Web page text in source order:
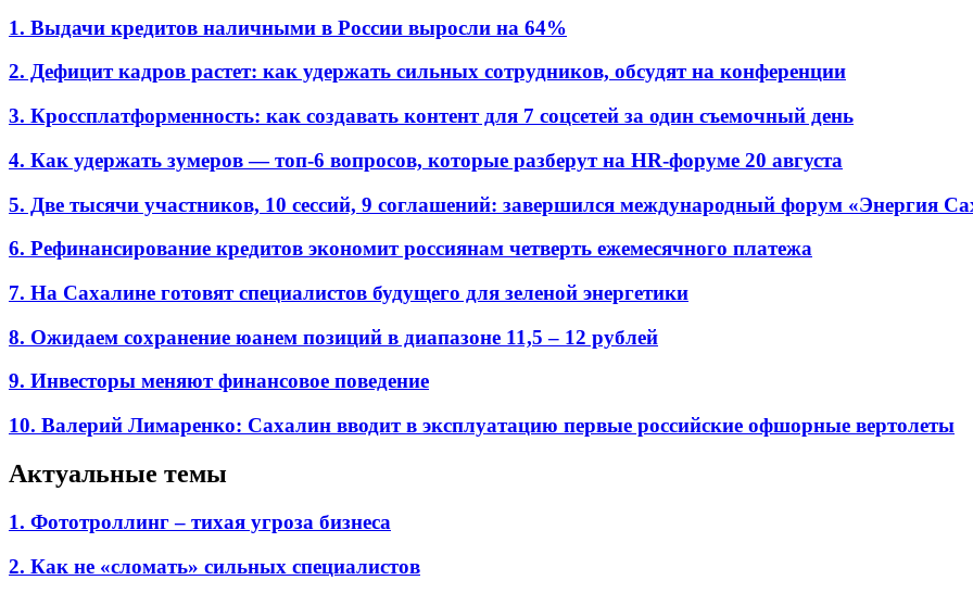
1. Выдачи кредитов наличными в России выросли на 64%
2. Дефицит кадров растет: как удержать сильных сотрудников, обсудят на конференции
3. Кроссплатформенность: как создавать контент для 7 соцсетей за один съемочный день
4. Как удержать зумеров — топ-6 вопросов, которые разберут на HR-форуме 20 августа
5. Две тысячи участников, 10 сессий, 9 соглашений: завершился международный форум «Энергия
6. Рефинансирование кредитов экономит россиянам четверть ежемесячного платежа
7. На Сахалине готовят специалистов будущего для зеленой энергетики
8. Ожидаем сохранение юанем позиций в диапазоне 11,5 – 12 рублей
9. Инвесторы меняют финансовое поведение
10. Валерий Лимаренко: Сахалин вводит в эксплуатацию первые российские офшорные вертолеты
Актуальные темы
1. Фототроллинг – тихая угроза бизнеса
2. Как не «сломать» сильных специалистов